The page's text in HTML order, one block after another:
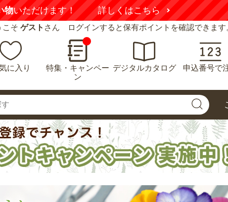
物いただけます！ 詳しくはこちら
こそ ゲスト さん ログインすると保有ポイントを確認できます
に入り
特集・キャンペー
ン
デジタルカタログ 申込番号で
イプ
りも粘着
少ないの
きに粘着部
ても、不
ートと全
ジフィーセブンC
9月15日～9月19日
発送予定 25本1組
続きを見る
こちらの写真は横浜市にあ
る弊社農場で2023年12月1
日に撮影しました。9月6日
に定植した苗を収穫しまし
た。太根と細根がしっかり
出ており、安定して生育し
ました。9月はまだまだ残
おうち野菜(R) オ
クラ 満天(R) 自根
苗 5月中旬発送予
定 6ポット1組
続きを見る
草丈が非常にコンパクトで
パクトな草丈が「満天」で
す。オクラは栽培していく
と、どんどん上に伸びてい
くので手が届くまでの高さ
しか収穫できませんが、
「満天」ならコンパクトな
ので長い期間収穫できます